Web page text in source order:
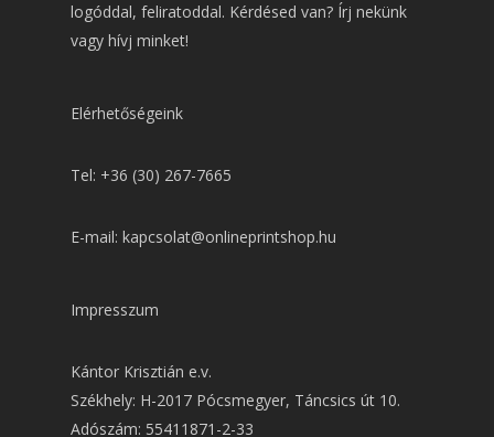
logóddal, feliratoddal. Kérdésed van? Írj nekünk
vagy hívj minket!
Elérhetőségeink
Tel: +36 (30) 267-7665
E-mail: kapcsolat@onlineprintshop.hu
Impresszum
Kántor Krisztián e.v.
Székhely: H-2017 Pócsmegyer, Táncsics út 10.
Adószám: 55411871-2-33